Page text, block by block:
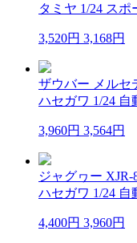
タミヤ 1/24 ス
3,520円 3,168円
ザウバー メルセ
ハセガワ 1/24 自
3,960円 3,564円
ジャグヮー
ハセガワ 1/24 自
4,400円 3,960円